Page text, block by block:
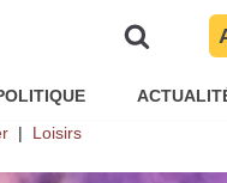
à Font-
?
Loisirs